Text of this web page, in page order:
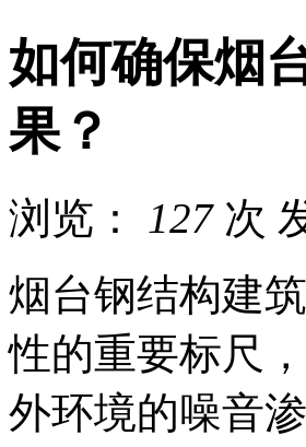
如何确保烟
果？
浏览： 127 次
烟台钢结构建
性的重要标尺
外环境的噪音